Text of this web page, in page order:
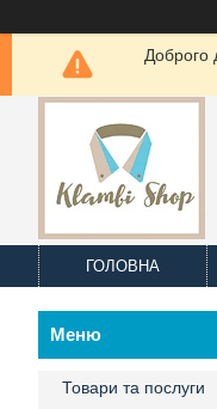
Доброго
ГОЛОВНА
Товари та послуги